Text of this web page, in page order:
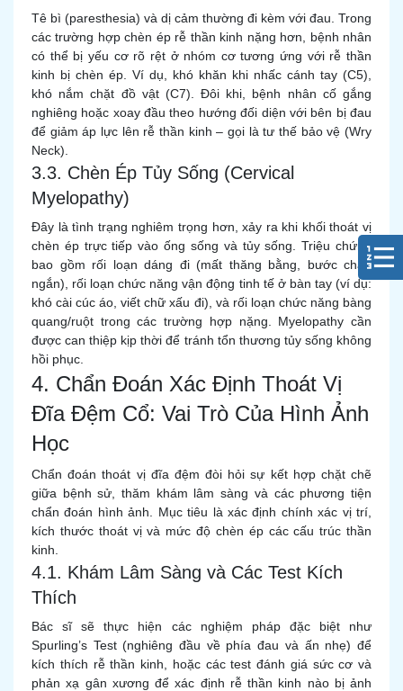
Tê bì (paresthesia) và dị cảm thường đi kèm với đau. Trong
các trường hợp chèn ép rễ thần kinh nặng hơn, bệnh nhân
có thể bị yếu cơ rõ rệt ở nhóm cơ tương ứng với rễ thần
kinh bị chèn ép. Ví dụ, khó khăn khi nhấc cánh tay (C5),
khó nắm chặt đồ vật (C7). Đôi khi, bệnh nhân cố gắng
nghiêng hoặc xoay đầu theo hướng đối diện với bên bị đau
để giảm áp lực lên rễ thần kinh – gọi là tư thế bảo vệ (Wry
Neck).
3.3. Chèn Ép Tủy Sống (Cervical
Myelopathy)
Đây là tình trạng nghiêm trọng hơn, xảy ra khi khối thoát vị
chèn ép trực tiếp vào ống sống và tủy sống. Triệu chứng
bao gồm rối loạn dáng đi (mất thăng bằng, bước chân
ngắn), rối loạn chức năng vận động tinh tế ở bàn tay (ví dụ:
khó cài cúc áo, viết chữ xấu đi), và rối loạn chức năng bàng
quang/ruột trong các trường hợp nặng. Myelopathy cần
được can thiệp kịp thời để tránh tổn thương tủy sống không
hồi phục.
4. Chẩn Đoán Xác Định Thoát Vị
Đĩa Đệm Cổ: Vai Trò Của Hình Ảnh
Học
Chẩn đoán thoát vị đĩa đệm đòi hỏi sự kết hợp chặt chẽ
giữa bệnh sử, thăm khám lâm sàng và các phương tiện
chẩn đoán hình ảnh. Mục tiêu là xác định chính xác vị trí,
kích thước thoát vị và mức độ chèn ép các cấu trúc thần
kinh.
4.1. Khám Lâm Sàng và Các Test Kích
Thích
Bác sĩ sẽ thực hiện các nghiệm pháp đặc biệt như
Spurling’s Test (nghiêng đầu về phía đau và ấn nhẹ) để
kích thích rễ thần kinh, hoặc các test đánh giá sức cơ và
phản xạ gân xương để xác định rễ thần kinh nào bị ảnh